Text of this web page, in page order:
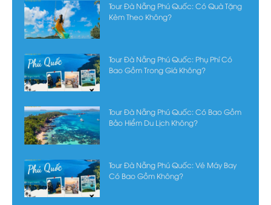
Tour Đà Nẵng Phú Quốc: Có Quà Tặng
Kèm Theo Không?
Tour Đà Nẵng Phú Quốc: Phụ Phí Có
Bao Gồm Trong Giá Không?
Tour Đà Nẵng Phú Quốc: Có Bao Gồm
Bảo Hiểm Du Lịch Không?
Tour Đà Nẵng Phú Quốc: Vé Máy Bay
Có Bao Gồm Không?